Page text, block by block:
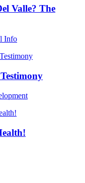
Valle? The
Info